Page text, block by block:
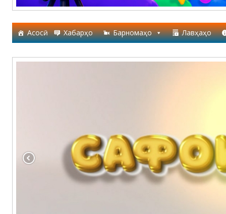
Асосӣ Хабарҳо Барномаҳо Лавҳаҳо